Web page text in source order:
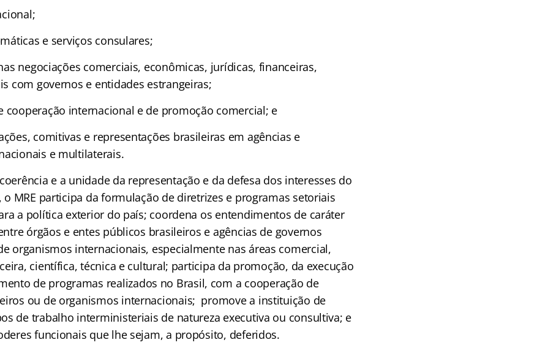
e serviços consulares;
negociações comerciais, econômicas, jurídicas, financeiras,
com governos e entidades estrangeiras;
cooperação internacional e de promoção comercial; e
comitivas e representações brasileiras em agências e
e multilaterais.
e a unidade da representação e da defesa dos interesses do
MRE participa da formulação de diretrizes e programas setoriais
a política exterior do país; coordena os entendimentos de caráter
órgãos e entes públicos brasileiros e agências de governos
organismos internacionais, especialmente nas áreas comercial,
científica, técnica e cultural; participa da promoção, da execução
de programas realizados no Brasil, com a cooperação de
ou de organismos internacionais; promove a instituição de
de trabalho interministeriais de natureza executiva ou consultiva; e
funcionais que lhe sejam, a propósito, deferidos.